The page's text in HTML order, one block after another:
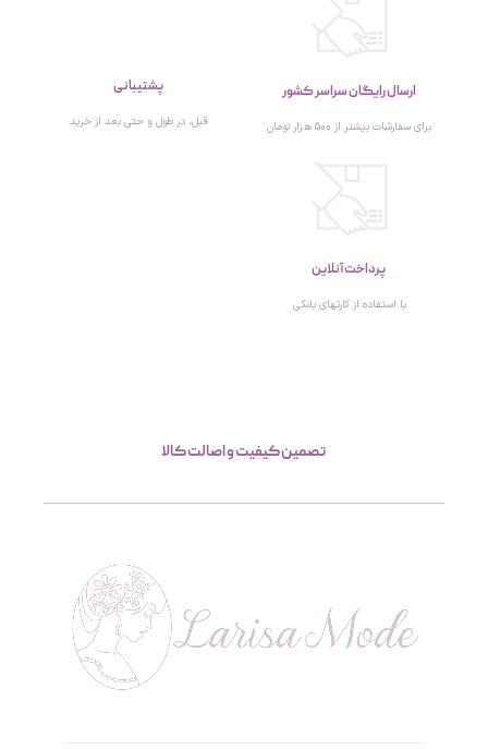
ارسال رایگان سراسر کشور
برای سفارشات بیشتر از 500 هزار تومان
پشتیبانی
قبل، در طول و حتی بعد از خرید
پرداخت آنلاین
با استفاده از کارتهای بانکی
تصمین کیفیت و اصالت کالا